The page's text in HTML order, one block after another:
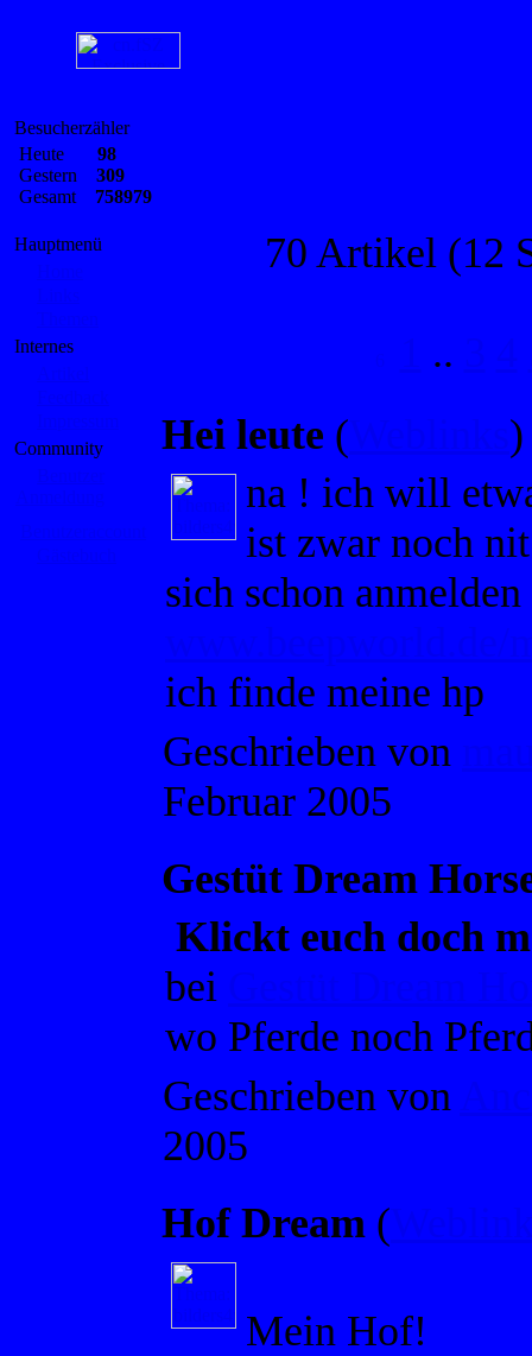
Besucherzähler
Heute 98
Gestern 309
Gesamt 758979
Hauptmenü
Internes
Community
70 Artikel (12
..
Hei leute (
)
na ! ich will
ist zwar noch
sich schon
ich finde meine hp
Geschrieben von
Februar 2005
Gestüt Dream
Klickt euch doch
bei
wo Pferde noch
Geschrieben von
2005
Hof Dream (
Mein Hof!